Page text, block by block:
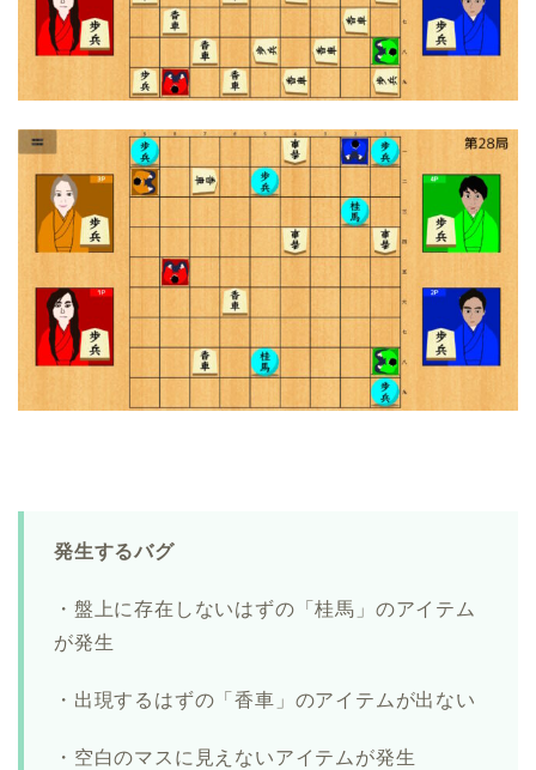
発生するバグ
・盤上に存在しないはずの「桂馬」のアイテム
が発生
・出現するはずの「香車」のアイテムが出ない
・空白のマスに見えないアイテムが発生